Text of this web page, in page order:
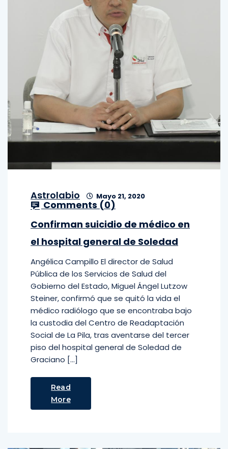
Astrolabio Mayo 21, 2020
Comments (0)
Confirman suicidio de médico en
el hospital general de Soledad
Angélica Campillo El director de Salud
Pública de los Servicios de Salud del
Gobierno del Estado, Miguel Ángel Lutzow
Steiner, confirmó que se quitó la vida el
médico radiólogo que se encontraba bajo
la custodia del Centro de Readaptación
Social de La Pila, tras aventarse del tercer
piso del hospital general de Soledad de
Graciano […]
Read
More